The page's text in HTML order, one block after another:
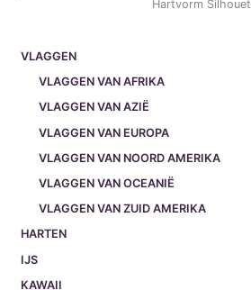
VLAGGEN
VLAGGEN VAN AFRIKA
VLAGGEN VAN AZIË
VLAGGEN VAN EUROPA
VLAGGEN VAN NOORD AMERIKA
VLAGGEN VAN OCEANIË
VLAGGEN VAN ZUID AMERIKA
HARTEN
IJS
KAWAII
Hartvorm Silhouet